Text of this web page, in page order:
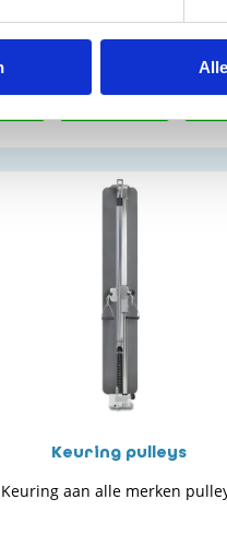
onderhoud
Keuring pulleys
Keuring aan alle merken